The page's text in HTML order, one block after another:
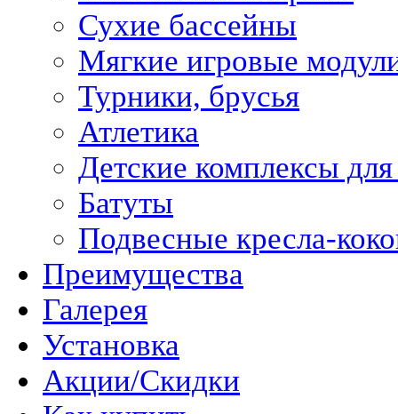
Сухие бассейны
Мягкие игровые
Турники, брусья
Атлетика
Детские комплексы
Батуты
Подвесные кресла-
Преимущества
Галерея
Установка
Акции/Скидки